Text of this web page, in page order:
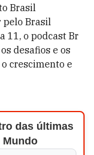
Brasil
pelo Brasil
11, o podcast Br
desafios e os
crescimento e
das últimas
Mundo